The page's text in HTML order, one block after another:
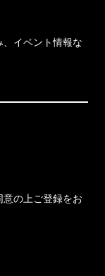
イベント情報な
意の上ご登録をお